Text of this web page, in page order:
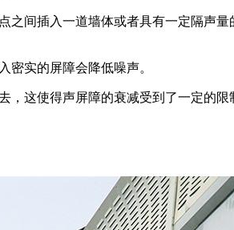
间插入一道墙体或者具有一定隔声
密实的屏障会降低噪声。
这使得声屏障的衰减受到了一定的限